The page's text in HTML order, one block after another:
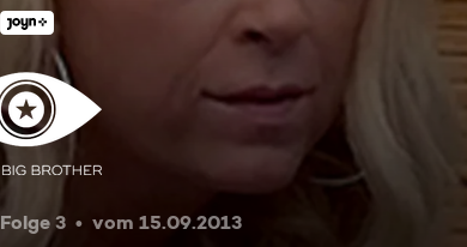
Tag 3: Freundschaften und Alkoholbeichten
Folge 3 vom 15.09.2013